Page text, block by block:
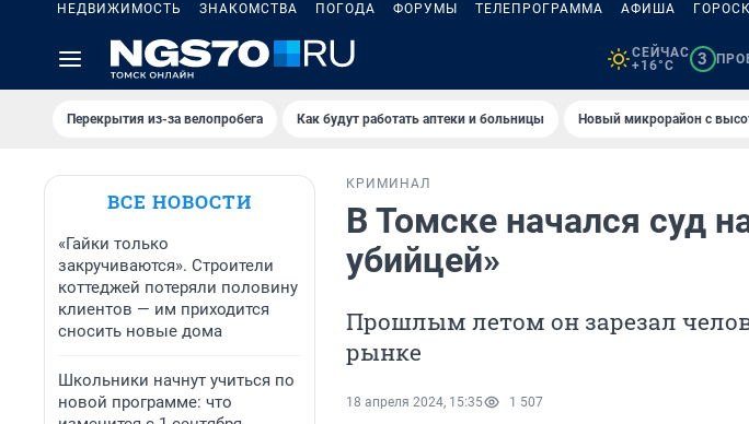
НЕДВИЖИМОСТЬ ЗНАКОМСТВА ПОГОДА ФОРУМЫ ТЕЛЕПРОГРАММА АФИША
СЕЙЧАС
+16°C
3
Перекрытия из-за велопробега Как будут работать аптеки и больницы Новый микрорайон с
ВСЕ НОВОСТИ
«Гайки только
закручиваются». Строители
коттеджей потеряли половину
клиентов — им приходится
сносить новые дома
Школьники начнут учиться по
новой программе: что
КРИМИНАЛ
В Томске начался суд
убийцей»
Прошлым летом он зарезал
рынке
18 апреля 2024, 15:35 1 507